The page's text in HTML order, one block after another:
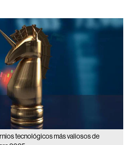
tecnológicos más valiosos de